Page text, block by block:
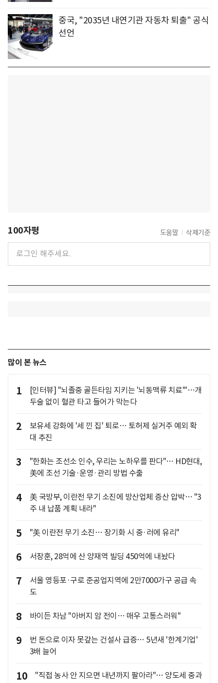
중국, "2035년 내연기관 자동차 퇴출" 공식
선언
100자평 도움말 삭제기준
많이 본 뉴스
1
[인터뷰] "뇌졸중 골든타임 지키는 '뇌동맥류 치료'"…개
두술 없이 혈관 타고 들어가 막는다
2
보유세 강화에 '세 낀 집' 퇴로… 토허제 실거주 예외 확
대 추진
3
"한화는 조선소 인수, 우리는 노하우를 판다"… HD현대,
美에 조선 기술·운영·관리 방법 수출
4
美 국방부, 이란전 무기 소진에 방산업체 증산 압박… "3
주 내 납품 계획 내라"
5 "美 이란전 무기 소진… 장기화 시 중·러에 유리"
6 서장훈, 28억에 산 양재역 빌딩 450억에 내놨다
7
서울 영등포·구로 준공업지역에 2만7000가구 공급 속
도
8 바이든 차남 "아버지 암 전이… 매우 고통스러워"
9
번 돈으로 이자 못갚는 건설사 급증… 5년새 '한계기업'
3배 늘어
10
"직접 농사 안 지으면 내년까지 팔아라"… 양도세 중과